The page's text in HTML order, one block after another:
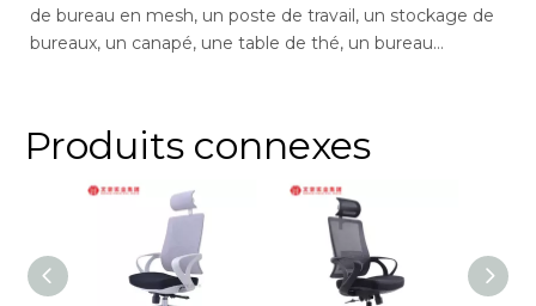
de bureau en mesh, un poste de travail, un stockage de
bureaux, un canapé, une table de thé, un bureau
en député, réception.
Produits connexes